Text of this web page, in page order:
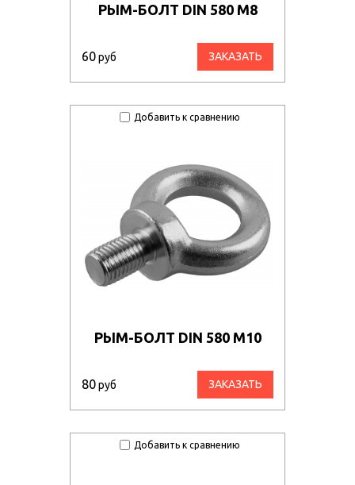
РЫМ-БОЛТ DIN 580 М8
60руб ЗАКАЗАТЬ
Добавить к сравнению
РЫМ-БОЛТ DIN 580 М10
80руб ЗАКАЗАТЬ
Добавить к сравнению